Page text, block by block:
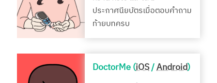
ประกาศนียบัตรเมื่อตอบคำถาม
ท้ายบทครบ
DoctorMe (iOS/Android)